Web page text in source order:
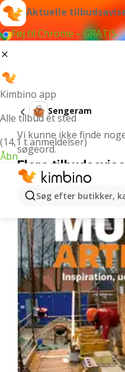
Aktuelle
Føj til Chrome – GRATIS
Kimbino app
Alle tilbud ét sted
(14,1 t anmeldelser)
Åbn
Søg efter butikker,
Sengeram
Vi kunne ikke finde
søgeord.
Flere